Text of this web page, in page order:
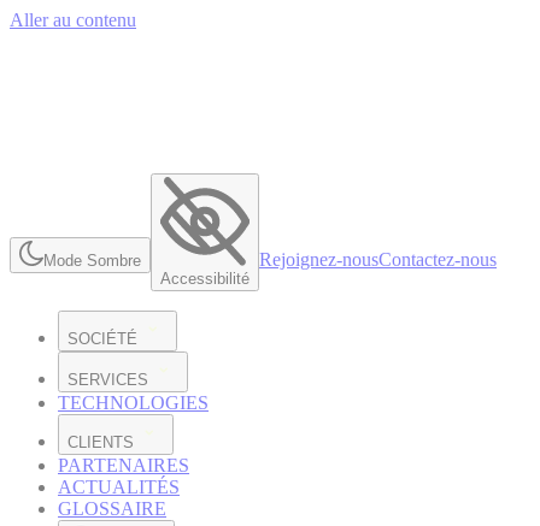
Aller au contenu
Mode Sombre
Accessibilité
Rejoignez-nousContactez-nous
SOCIÉTÉ
SERVICES
TECHNOLOGIES
CLIENTS
PARTENAIRES
ACTUALITÉS
GLOSSAIRE